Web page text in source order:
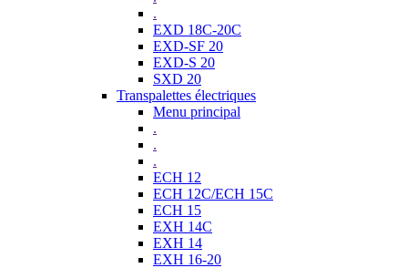
.
EXD 18C-20C
EXD-SF 20
EXD-S 20
SXD 20
Transpalettes électriques
Menu principal
.
.
.
ECH 12
ECH 12C/ECH 15C
ECH 15
EXH 14C
EXH 14
EXH 16-20